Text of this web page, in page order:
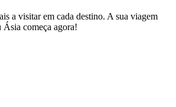
a visitar em cada destino. A sua viagem
Ásia começa agora!